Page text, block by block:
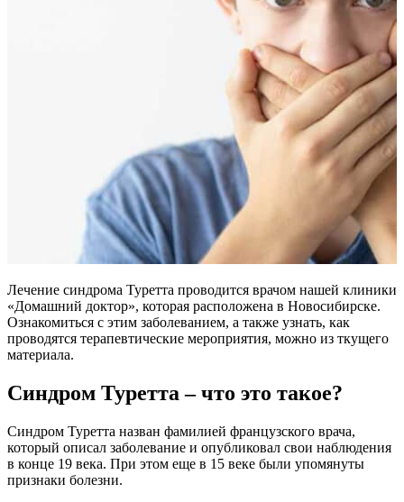
Лечение синдрома Туретта проводится врачом нашей клиники
«Домашний доктор», которая расположена в Новосибирске.
Ознакомиться с этим заболеванием, а также узнать, как
проводятся терапевтические мероприятия, можно из ткущего
материала.
Синдром Туретта – что это такое?
Синдром Туретта назван фамилией французского врача,
который описал заболевание и опубликовал свои наблюдения
в конце 19 века. При этом еще в 15 веке были упомянуты
признаки болезни.